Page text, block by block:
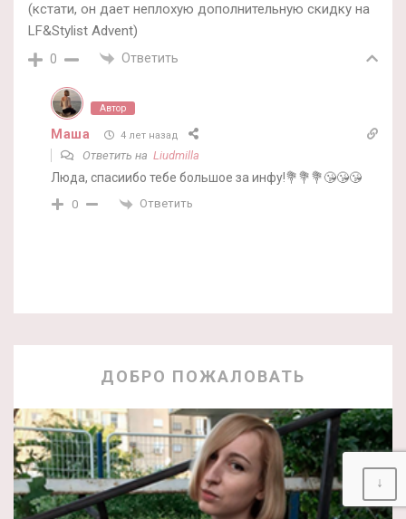
(кстати, он дает неплохую дополнительную скидку на
LF&Stylist Advent)
0 Ответить
Автор
Маша 4 лет назад
Ответить на Liudmilla
Люда, спасиибо тебе большое за инфу!💐💐💐😘😘😘
0 Ответить
ДОБРО ПОЖАЛОВАТЬ
↓